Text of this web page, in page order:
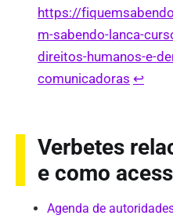
https://
m-sabendo-lanca-
direitos-humanos-e-
comunicadoras ↩︎
Verbetes
e como
Agenda de